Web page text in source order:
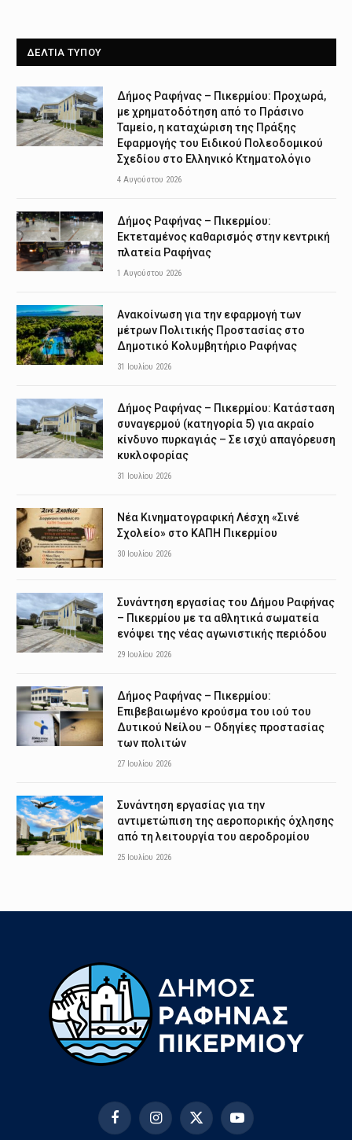
ΔΕΛΤΙΑ ΤΥΠΟΥ
Δήμος Ραφήνας – Πικερμίου: Προχωρά,
με χρηματοδότηση από το Πράσινο
Ταμείο, η καταχώριση της Πράξης
Εφαρμογής του Ειδικού Πολεοδομικού
Σχεδίου στο Ελληνικό Κτηματολόγιο
4 Αυγούστου 2026
Δήμος Ραφήνας – Πικερμίου:
Εκτεταμένος καθαρισμός στην κεντρική
πλατεία Ραφήνας
1 Αυγούστου 2026
Ανακοίνωση για την εφαρμογή των
μέτρων Πολιτικής Προστασίας στο
Δημοτικό Κολυμβητήριο Ραφήνας
31 Ιουλίου 2026
Δήμος Ραφήνας – Πικερμίου: Κατάσταση
συναγερμού (κατηγορία 5) για ακραίο
κίνδυνο πυρκαγιάς – Σε ισχύ απαγόρευση
κυκλοφορίας
31 Ιουλίου 2026
Νέα Κινηματογραφική Λέσχη «Σινέ
Σχολείο» στο ΚΑΠΗ Πικερμίου
30 Ιουλίου 2026
Συνάντηση εργασίας του Δήμου Ραφήνας
– Πικερμίου με τα αθλητικά σωματεία
ενόψει της νέας αγωνιστικής περιόδου
29 Ιουλίου 2026
Δήμος Ραφήνας – Πικερμίου:
Επιβεβαιωμένο κρούσμα του ιού του
Δυτικού Νείλου – Οδηγίες προστασίας
των πολιτών
27 Ιουλίου 2026
Συνάντηση εργασίας για την
αντιμετώπιση της αεροπορικής όχλησης
από τη λειτουργία του αεροδρομίου
25 Ιουλίου 2026
FacebookInstagramX
YouTube